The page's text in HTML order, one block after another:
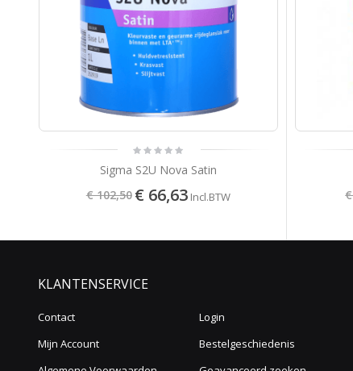
Sigma S2U Nova Satin
€ 102,50 € 66,63 Incl.BTW
KLANTENSERVICE
Contact
Mijn Account
Login
Bestelgeschiedenis